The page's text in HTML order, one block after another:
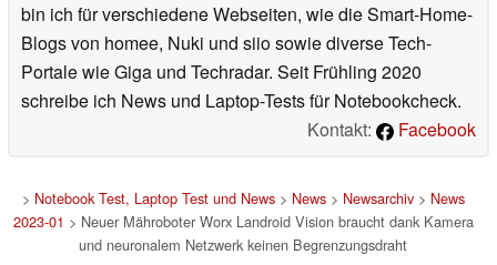
bin ich für verschiedene Webseiten, wie die Smart-Home-
Blogs von homee, Nuki und siio sowie diverse Tech-
Portale wie Giga und Techradar. Seit Frühling 2020
schreibe ich News und Laptop-Tests für Notebookcheck.
Kontakt:
Facebook
> Notebook Test, Laptop Test und News> News> Newsarchiv> News
2023-01 > Neuer Mähroboter Worx Landroid Vision braucht dank Kamera
und neuronalem Netzwerk keinen Begrenzungsdraht